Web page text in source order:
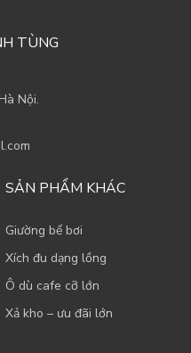
TÙNG
Nội.
SẢN PHẨM KHÁC
Giường bể bơi
Xích đu dạng lồng
Ô dù cafe cỡ lớn
Xả kho – ưu đãi lớn